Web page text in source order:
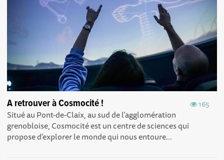
165
A retrouver à Cosmocité !
Situé au Pont-de-Claix, au sud de l’agglomération
grenobloise, Cosmocité est un centre de sciences qui
propose d’explorer le monde qui nous entoure...